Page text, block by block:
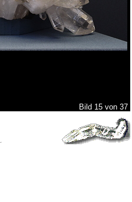
Bild 15 von 37